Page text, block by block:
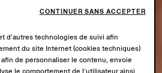
d’autres technologies de suivi afin
du site Internet (cookies techniques)
de personnaliser le contenu, envoie
CONTINUER SANS ACCEPTER